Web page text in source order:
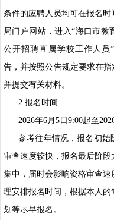
条件的应聘人员均可在报名时
局门户网站，进入“海口市教
公开招聘直属学校工作人员
告，并按照公告规定要求在指
并提交有关材料。
2.报名时间
2026年6月5日9:00起至2026
参考往年情况，报名初始
审查速度较快，报名最后阶段
集中，届时会影响资格审查速
理安排报名时间，根据本人
划等尽早报名。